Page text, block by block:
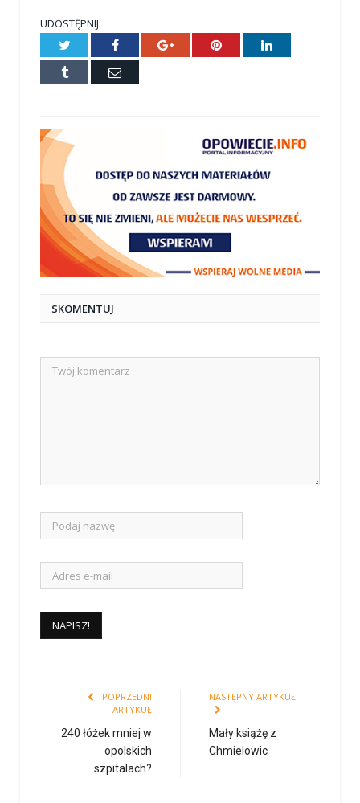
UDOSTĘPNIJ:
Twitter Facebook Google+ Pinterest LinkedIn
Tumblr
E-
SKOMENTUJ
POPRZEDNI
ARTYKUŁ
240 łóżek mniej w
opolskich
szpitalach?
NASTĘPNY ARTYKUŁ
Mały książę z
Chmielowic